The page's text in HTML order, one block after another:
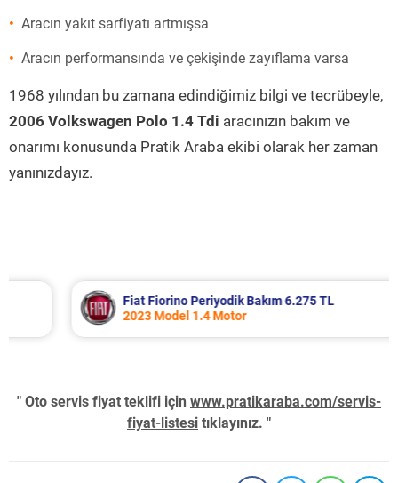
Aracın yakıt sarfiyatı artmışsa
Aracın performansında ve çekişinde zayıflama varsa
1968 yılından bu zamana edindiğimiz bilgi ve tecrübeyle,
2006 Volkswagen Polo 1.4 Tdi aracınızın bakım ve
onarımı konusunda Pratik Araba ekibi olarak her zaman
yanınızdayız.
Fiat Fiorino Periyodik Bakım 6.275 TL
2023 Model 1.4 Motor
" Oto servis fiyat teklifi için www.pratikaraba.com/servis-
fiyat-listesi tıklayınız. "